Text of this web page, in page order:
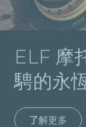
ELF 摩
騁的永
了解更多
尋找適合您